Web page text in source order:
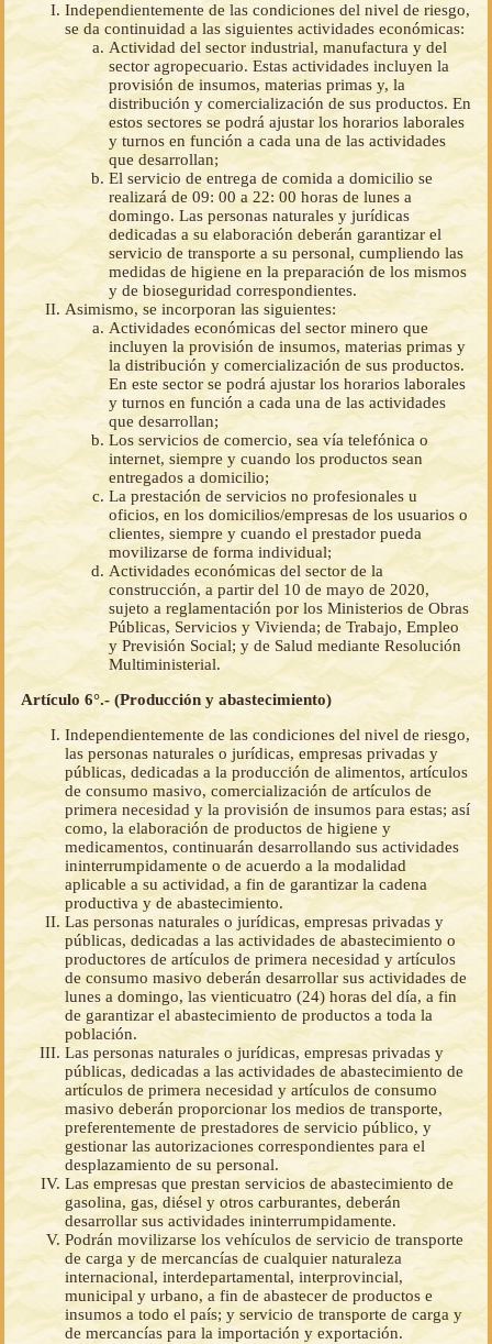
Independientemente de las condiciones del nivel de riesgo,
se da continuidad a las siguientes actividades económicas:
Actividad del sector industrial, manufactura y del
sector agropecuario. Estas actividades incluyen la
provisión de insumos, materias primas y, la
distribución y comercialización de sus productos. En
estos sectores se podrá ajustar los horarios laborales
y turnos en función a cada una de las actividades
que desarrollan;
El servicio de entrega de comida a domicilio se
realizará de 09: 00 a 22: 00 horas de lunes a
domingo. Las personas naturales y jurídicas
dedicadas a su elaboración deberán garantizar el
servicio de transporte a su personal, cumpliendo las
medidas de higiene en la preparación de los mismos
y de bioseguridad correspondientes.
Asimismo, se incorporan las siguientes:
Actividades económicas del sector minero que
incluyen la provisión de insumos, materias primas y
la distribución y comercialización de sus productos.
En este sector se podrá ajustar los horarios laborales
y turnos en función a cada una de las actividades
que desarrollan;
Los servicios de comercio, sea vía telefónica o
internet, siempre y cuando los productos sean
entregados a domicilio;
La prestación de servicios no profesionales u
oficios, en los domicilios/empresas de los usuarios o
clientes, siempre y cuando el prestador pueda
movilizarse de forma individual;
Actividades económicas del sector de la
construcción, a partir del 10 de mayo de 2020,
sujeto a reglamentación por los Ministerios de Obras
Públicas, Servicios y Vivienda; de Trabajo, Empleo
y Previsión Social; y de Salud mediante Resolución
Multiministerial.
Artículo 6°.- (Producción y abastecimiento)
Independientemente de las condiciones del nivel de riesgo,
las personas naturales o jurídicas, empresas privadas y
públicas, dedicadas a la producción de alimentos, artículos
de consumo masivo, comercialización de artículos de
primera necesidad y la provisión de insumos para estas; así
como, la elaboración de productos de higiene y
medicamentos, continuarán desarrollando sus actividades
ininterrumpidamente o de acuerdo a la modalidad
aplicable a su actividad, a fin de garantizar la cadena
productiva y de abastecimiento.
Las personas naturales o jurídicas, empresas privadas y
públicas, dedicadas a las actividades de abastecimiento o
productores de artículos de primera necesidad y artículos
de consumo masivo deberán desarrollar sus actividades de
lunes a domingo, las vienticuatro (24) horas del día, a fin
de garantizar el abastecimiento de productos a toda la
población.
Las personas naturales o jurídicas, empresas privadas y
públicas, dedicadas a las actividades de abastecimiento de
artículos de primera necesidad y artículos de consumo
masivo deberán proporcionar los medios de transporte,
preferentemente de prestadores de servicio público, y
gestionar las autorizaciones correspondientes para el
desplazamiento de su personal.
Las empresas que prestan servicios de abastecimiento de
gasolina, gas, diésel y otros carburantes, deberán
desarrollar sus actividades ininterrumpidamente.
Podrán movilizarse los vehículos de servicio de transporte
de carga y de mercancías de cualquier naturaleza
internacional, interdepartamental, interprovincial,
municipal y urbano, a fin de abastecer de productos e
insumos a todo el país; y servicio de transporte de carga y
de mercancías para la importación y exportación.